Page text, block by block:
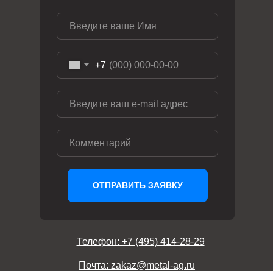
+7
ОТПРАВИТЬ ЗАЯВКУ
Телефон: +7 (495) 414-28-29
Почта: zakaz@metal-ag.ru